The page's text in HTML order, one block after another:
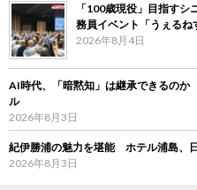
「100歳現役」目指す
務員イベント「うぇるね
2026年8月4日
AI時代、「暗黙知」は継承できるの
ル
2026年8月3日
紀伊勝浦の魅力を堪能 ホテル浦島、
2026年8月3日